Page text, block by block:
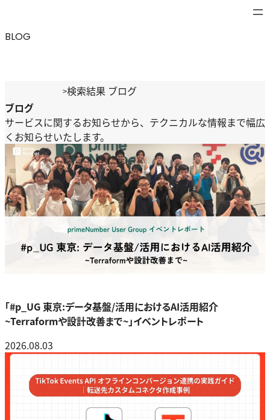
を
BLOG
>検索結果 ブログ
ブログ
サービスに関するお知らせから、テクニカルな情報まで幅広
くお知らせいたします。
「#p_UG 東京:データ基盤/活用におけるAI活用紹介
~Terraformや設計改善まで~」イベントレポート
2026.08.03